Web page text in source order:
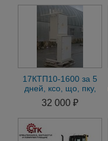
17КТП10-1600 за 5
дней, ксо, що, пку,
реклоузер
32 000 ₽